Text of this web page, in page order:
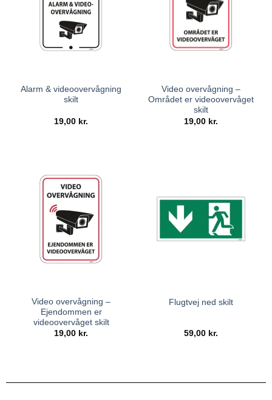
Alarm & videoovervågning
skilt
19,00 kr.
Video overvågning –
Området er videoovervåget
skilt
19,00 kr.
Video overvågning –
Ejendommen er
videoovervåget skilt
19,00 kr.
Flugtvej ned skilt
59,00 kr.